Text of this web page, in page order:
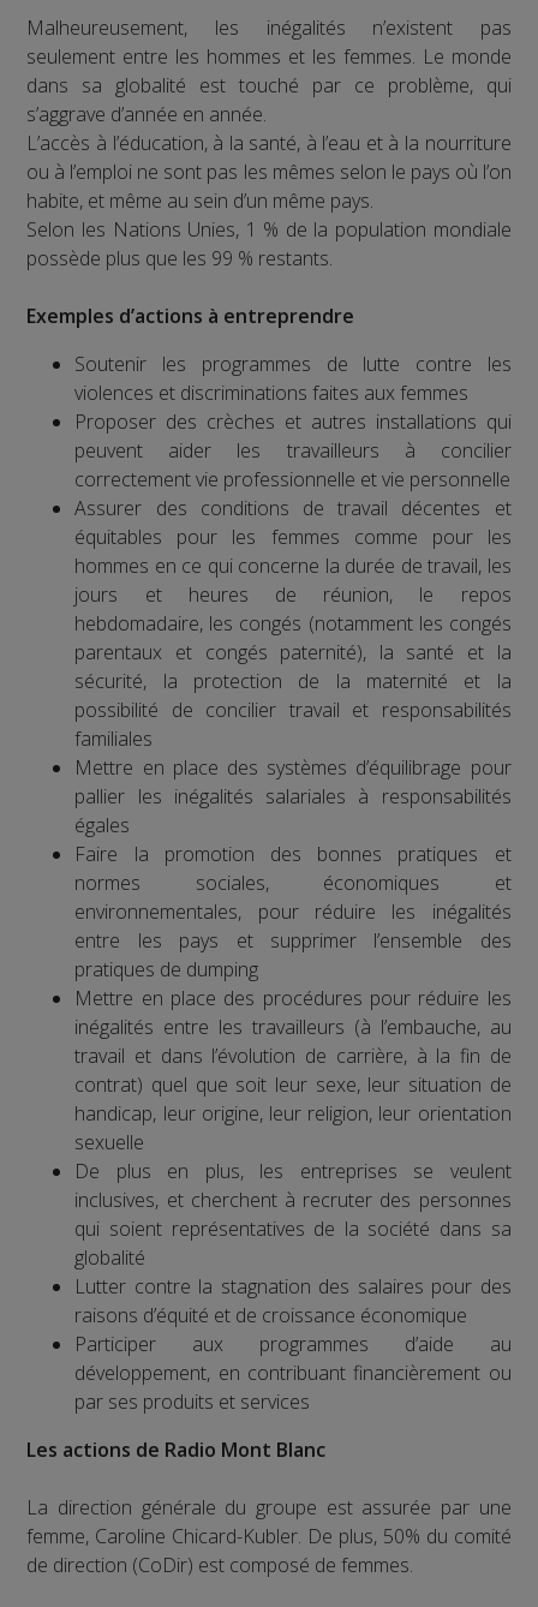
Malheureusement, les inégalités n’existent pas
seulement entre les hommes et les femmes. Le monde
dans sa globalité est touché par ce problème, qui
s’aggrave d’année en année.
L’accès à l’éducation, à la santé, à l’eau et à la nourriture
ou à l’emploi ne sont pas les mêmes selon le pays où l’on
habite, et même au sein d’un même pays.
Selon les Nations Unies, 1 % de la population mondiale
possède plus que les 99 % restants.
Exemples d’actions à entreprendre
Soutenir les programmes de lutte contre les
violences et discriminations faites aux femmes
Proposer des crèches et autres installations qui
peuvent aider les travailleurs à concilier
correctement vie professionnelle et vie personnelle
Assurer des conditions de travail décentes et
équitables pour les femmes comme pour les
hommes en ce qui concerne la durée de travail, les
jours et heures de réunion, le repos
hebdomadaire, les congés (notamment les congés
parentaux et congés paternité), la santé et la
sécurité, la protection de la maternité et la
possibilité de concilier travail et responsabilités
familiales
Mettre en place des systèmes d’équilibrage pour
pallier les inégalités salariales à responsabilités
égales
Faire la promotion des bonnes pratiques et
normes sociales, économiques et
environnementales, pour réduire les inégalités
entre les pays et supprimer l’ensemble des
pratiques de dumping
Mettre en place des procédures pour réduire les
inégalités entre les travailleurs (à l’embauche, au
travail et dans l’évolution de carrière, à la fin de
contrat) quel que soit leur sexe, leur situation de
handicap, leur origine, leur religion, leur orientation
sexuelle
De plus en plus, les entreprises se veulent
inclusives, et cherchent à recruter des personnes
qui soient représentatives de la société dans sa
globalité
Lutter contre la stagnation des salaires pour des
raisons d’équité et de croissance économique
Participer aux programmes d’aide au
développement, en contribuant financièrement ou
par ses produits et services
Les actions de Radio Mont Blanc
La direction générale du groupe est assurée par une
femme, Caroline Chicard-Kubler. De plus, 50% du comité
de direction (CoDir) est composé de femmes.